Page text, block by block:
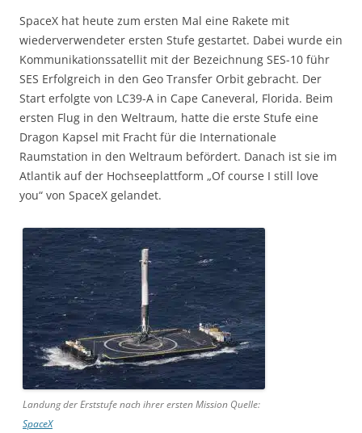
SpaceX hat heute zum ersten Mal eine Rakete mit
wiederverwendeter ersten Stufe gestartet. Dabei wurde ein
Kommunikationssatellit mit der Bezeichnung SES-10 führ
SES Erfolgreich in den Geo Transfer Orbit gebracht. Der
Start erfolgte von LC39-A in Cape Caneveral, Florida. Beim
ersten Flug in den Weltraum, hatte die erste Stufe eine
Dragon Kapsel mit Fracht für die Internationale
Raumstation in den Weltraum befördert. Danach ist sie im
Atlantik auf der Hochseeplattform „Of course I still love
you“ von SpaceX gelandet.
Landung der Erststufe nach ihrer ersten Mission Quelle:
SpaceX